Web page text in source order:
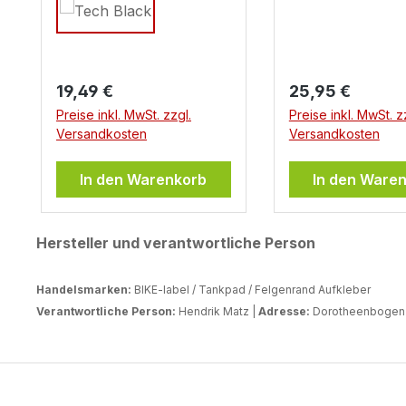
Regulärer Preis:
19,49 €
Preise inkl. MwSt. zzgl.
Versandkosten
In den Warenkorb
generell Erlaubt?
Frage kann nicht
mit ja oder mit
sich die Regelungen von
Land zu Land
unterscheiden.
Einsatz von
öffentlichen Raum
unterliegt somit
Regulärer Preis:
25,95 €
Preise inkl. MwSt.
Versandkosten
In den
Hersteller und verantwortliche Person
Handelsmarken: BIKE-label / Tankpad / Felgenrand Aufkleber
Verantwortliche Person: Hendrik Matz | Adresse: Dorotheenbogen